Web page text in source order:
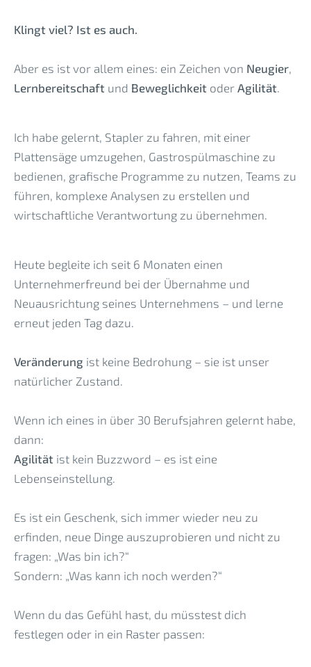
Klingt viel? Ist es auch.
Aber es ist vor allem eines: ein Zeichen von Neugier,
Lernbereitschaft und Beweglichkeit oder Agilität.
Ich habe gelernt, Stapler zu fahren, mit einer
Plattensäge umzugehen, Gastrospülmaschine zu
bedienen, grafische Programme zu nutzen, Teams zu
führen, komplexe Analysen zu erstellen und
wirtschaftliche Verantwortung zu übernehmen.
Heute begleite ich seit 6 Monaten einen
Unternehmerfreund bei der Übernahme und
Neuausrichtung seines Unternehmens – und lerne
erneut jeden Tag dazu.
Veränderung ist keine Bedrohung – sie ist unser
natürlicher Zustand.
Wenn ich eines in über 30 Berufsjahren gelernt habe,
dann:
Agilität ist kein Buzzword – es ist eine
Lebenseinstellung.
Es ist ein Geschenk, sich immer wieder neu zu
erfinden, neue Dinge auszuprobieren und nicht zu
fragen: „Was bin ich?“
Sondern: „Was kann ich noch werden?“
Wenn du das Gefühl hast, du müsstest dich
festlegen oder in ein Raster passen: